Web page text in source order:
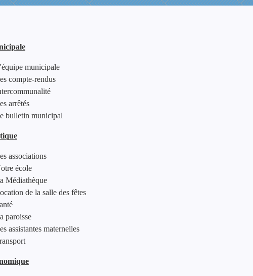
municipale
compte-rendus
arrêtés
bulletin municipal
associations
école
Médiathèque
de la salle des fêtes
paroisse
assistantes maternelles